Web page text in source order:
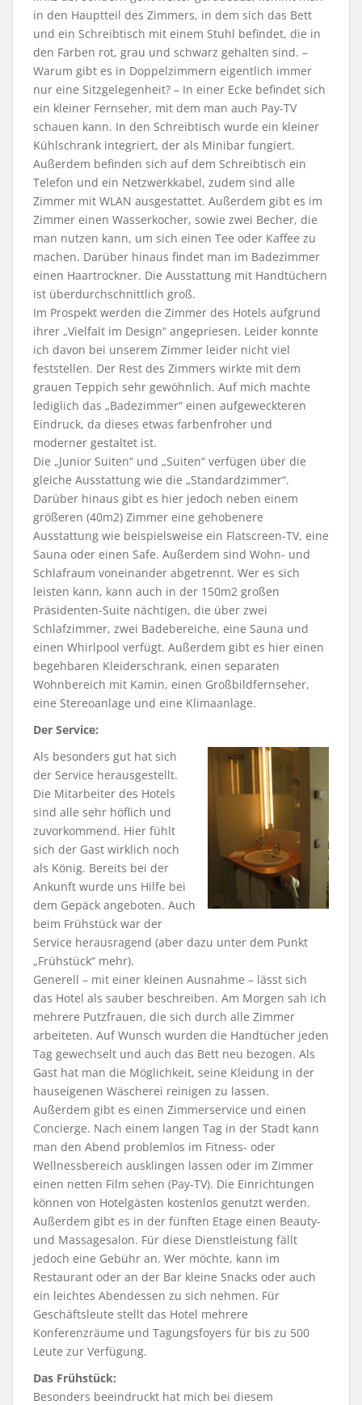
in den Hauptteil des Zimmers, in dem sich das Bett
und ein Schreibtisch mit einem Stuhl befindet, die in
den Farben rot, grau und schwarz gehalten sind. –
Warum gibt es in Doppelzimmern eigentlich immer
nur eine Sitzgelegenheit? – In einer Ecke befindet sich
ein kleiner Fernseher, mit dem man auch Pay-TV
schauen kann. In den Schreibtisch wurde ein kleiner
Kühlschrank integriert, der als Minibar fungiert.
Außerdem befinden sich auf dem Schreibtisch ein
Telefon und ein Netzwerkkabel, zudem sind alle
Zimmer mit WLAN ausgestattet. Außerdem gibt es im
Zimmer einen Wasserkocher, sowie zwei Becher, die
man nutzen kann, um sich einen Tee oder Kaffee zu
machen. Darüber hinaus findet man im Badezimmer
einen Haartrockner. Die Ausstattung mit Handtüchern
ist überdurchschnittlich groß.
Im Prospekt werden die Zimmer des Hotels aufgrund
ihrer „Vielfalt im Design“ angepriesen. Leider konnte
ich davon bei unserem Zimmer leider nicht viel
feststellen. Der Rest des Zimmers wirkte mit dem
grauen Teppich sehr gewöhnlich. Auf mich machte
lediglich das „Badezimmer“ einen aufgeweckteren
Eindruck, da dieses etwas farbenfroher und
moderner gestaltet ist.
Die „Junior Suiten“ und „Suiten“ verfügen über die
gleiche Ausstattung wie die „Standardzimmer“.
Darüber hinaus gibt es hier jedoch neben einem
größeren (40m2) Zimmer eine gehobenere
Ausstattung wie beispielsweise ein Flatscreen-TV, eine
Sauna oder einen Safe. Außerdem sind Wohn- und
Schlafraum voneinander abgetrennt. Wer es sich
leisten kann, kann auch in der 150m2 großen
Präsidenten-Suite nächtigen, die über zwei
Schlafzimmer, zwei Badebereiche, eine Sauna und
einen Whirlpool verfügt. Außerdem gibt es hier einen
begehbaren Kleiderschrank, einen separaten
Wohnbereich mit Kamin, einen Großbildfernseher,
eine Stereoanlage und eine Klimaanlage.
Der Service:
Als besonders gut hat sich
der Service herausgestellt.
Die Mitarbeiter des Hotels
sind alle sehr höflich und
zuvorkommend. Hier fühlt
sich der Gast wirklich noch
als König. Bereits bei der
Ankunft wurde uns Hilfe bei
dem Gepäck angeboten. Auch
beim Frühstück war der
Service herausragend (aber dazu unter dem Punkt
„Frühstück“ mehr).
Generell – mit einer kleinen Ausnahme – lässt sich
das Hotel als sauber beschreiben. Am Morgen sah ich
mehrere Putzfrauen, die sich durch alle Zimmer
arbeiteten. Auf Wunsch wurden die Handtücher jeden
Tag gewechselt und auch das Bett neu bezogen. Als
Gast hat man die Möglichkeit, seine Kleidung in der
hauseigenen Wäscherei reinigen zu lassen.
Außerdem gibt es einen Zimmerservice und einen
Concierge. Nach einem langen Tag in der Stadt kann
man den Abend problemlos im Fitness- oder
Wellnessbereich ausklingen lassen oder im Zimmer
einen netten Film sehen (Pay-TV). Die Einrichtungen
können von Hotelgästen kostenlos genutzt werden.
Außerdem gibt es in der fünften Etage einen Beauty-
und Massagesalon. Für diese Dienstleistung fällt
jedoch eine Gebühr an. Wer möchte, kann im
Restaurant oder an der Bar kleine Snacks oder auch
ein leichtes Abendessen zu sich nehmen. Für
Geschäftsleute stellt das Hotel mehrere
Konferenzräume und Tagungsfoyers für bis zu 500
Leute zur Verfügung.
Das Frühstück:
Besonders beeindruckt hat mich bei diesem